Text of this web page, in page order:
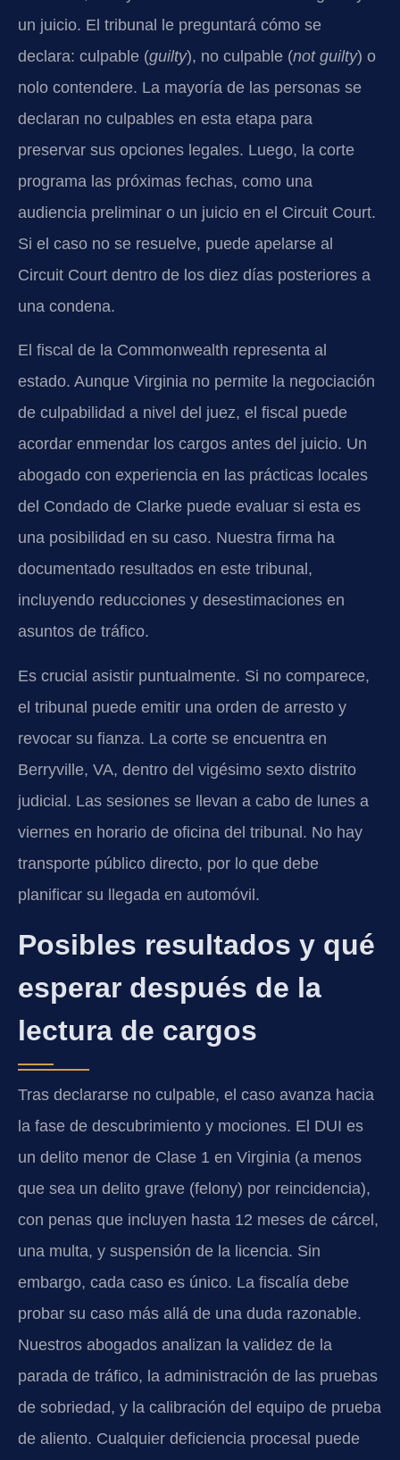
un juicio. El tribunal le preguntará cómo se
declara: culpable (guilty), no culpable (not guilty) o
nolo contendere. La mayoría de las personas se
declaran no culpables en esta etapa para
preservar sus opciones legales. Luego, la corte
programa las próximas fechas, como una
audiencia preliminar o un juicio en el Circuit Court.
Si el caso no se resuelve, puede apelarse al
Circuit Court dentro de los diez días posteriores a
una condena.
El fiscal de la Commonwealth representa al
estado. Aunque Virginia no permite la negociación
de culpabilidad a nivel del juez, el fiscal puede
acordar enmendar los cargos antes del juicio. Un
abogado con experiencia en las prácticas locales
del Condado de Clarke puede evaluar si esta es
una posibilidad en su caso. Nuestra firma ha
documentado resultados en este tribunal,
incluyendo reducciones y desestimaciones en
asuntos de tráfico.
Es crucial asistir puntualmente. Si no comparece,
el tribunal puede emitir una orden de arresto y
revocar su fianza. La corte se encuentra en
Berryville, VA, dentro del vigésimo sexto distrito
judicial. Las sesiones se llevan a cabo de lunes a
viernes en horario de oficina del tribunal. No hay
transporte público directo, por lo que debe
planificar su llegada en automóvil.
Posibles resultados y qué
esperar después de la
lectura de cargos
Tras declararse no culpable, el caso avanza hacia
la fase de descubrimiento y mociones. El DUI es
un delito menor de Clase 1 en Virginia (a menos
que sea un delito grave (felony) por reincidencia),
con penas que incluyen hasta 12 meses de cárcel,
una multa, y suspensión de la licencia. Sin
embargo, cada caso es único. La fiscalía debe
probar su caso más allá de una duda razonable.
Nuestros abogados analizan la validez de la
parada de tráfico, la administración de las pruebas
de sobriedad, y la calibración del equipo de prueba
de aliento. Cualquier deficiencia procesal puede